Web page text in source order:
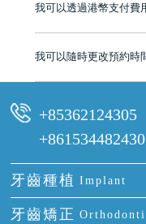
我可以透過港幣支付費
我可以隨時更改預約時
可以，請盡早通過wechat
+85362124305
牙齒種植 Implant
種牙
牙齒矯正